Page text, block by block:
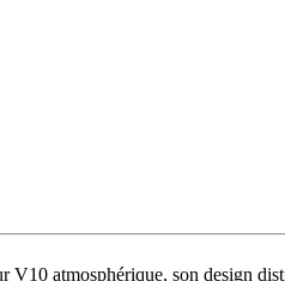
V10 atmosphérique, son design